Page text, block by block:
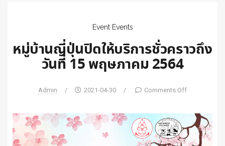
Event Events
หมู่บ้านญี่ปุ่นปิดให้บริการชั่วคราวถึง
วันที่ 15 พฤษภาคม 2564
Admin / 2021-04-30 / Comments Off